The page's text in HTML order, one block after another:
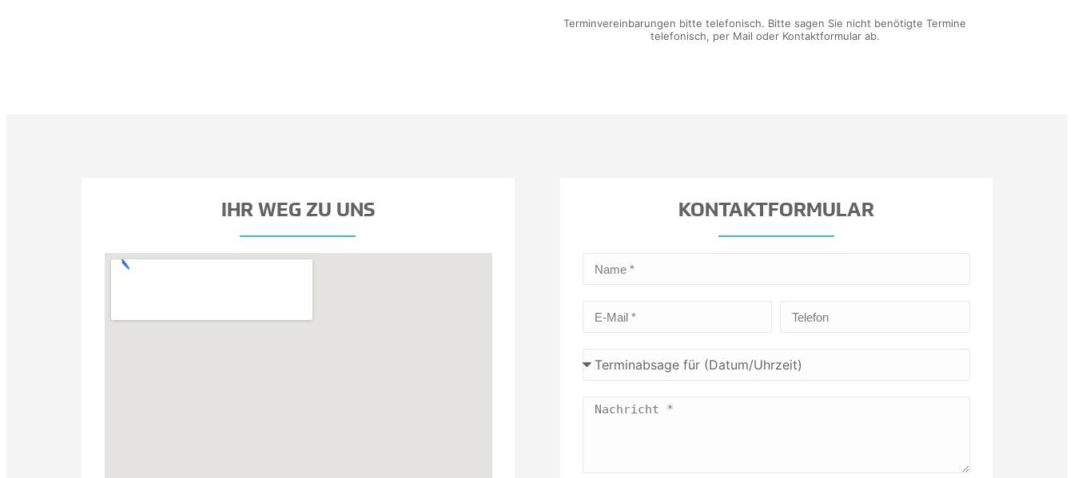
Terminvereinbarungen bitte telefonisch. Bitte sagen Sie nicht benötigte Termine
telefonisch, per Mail oder Kontaktformular ab.
IHR WEG ZU UNS KONTAKT­FORMULAR